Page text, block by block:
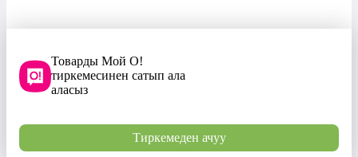
Товарды Мой О!
тиркемесинен сатып ала
аласыз
Тиркемеден ачуу